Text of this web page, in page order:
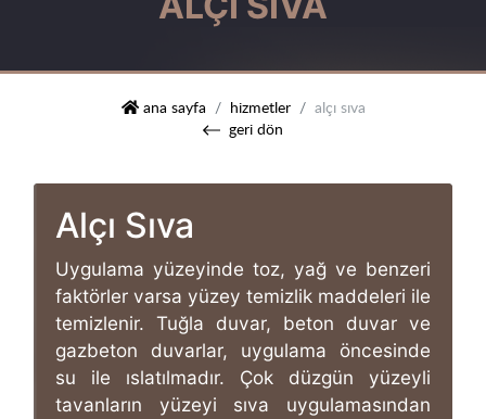
ana sayfamert i̇nşaat yapı dekorasyon
hizmetler
alçı sıva
geri dön
Alçı Sıva
Uygulama yüzeyinde toz, yağ ve benzeri
faktörler varsa yüzey temizlik maddeleri ile
temizlenir. Tuğla duvar, beton duvar ve
gazbeton duvarlar, uygulama öncesinde
su ile ıslatılmadır. Çok düzgün yüzeyli
tavanların yüzeyi sıva uygulamasından